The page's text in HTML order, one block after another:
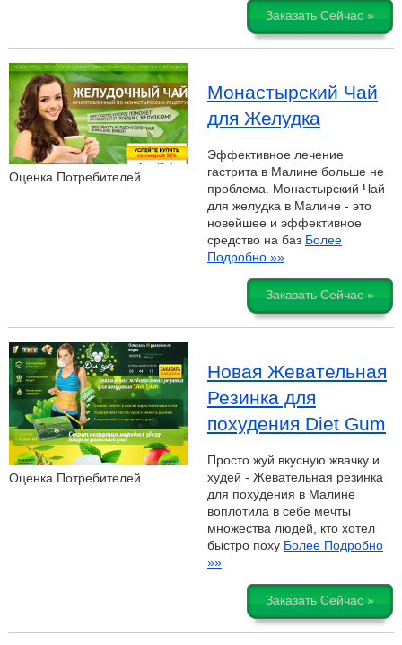
Заказать Сейчас »
Оценка Потребителей
Монастырский Чай
для Желудка
Эффективное лечение
гастрита в Малине больше не
проблема. Монастырский Чай
для желудка в Малине - это
новейшее и эффективное
средство на баз Более
Подробно »»
Заказать Сейчас »
Оценка Потребителей
Новая Жевательная
Резинка для
похудения Diet Gum
Просто жуй вкусную жвачку и
худей - Жевательная резинка
для похудения в Малине
воплотила в себе мечты
множества людей, кто хотел
быстро поху Более Подробно
»»
Заказать Сейчас »